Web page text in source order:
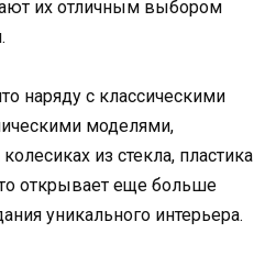
их отличным выбором
наряду с классическими
моделями,
из стекла, пластика
открывает еще больше
уникального интерьера.